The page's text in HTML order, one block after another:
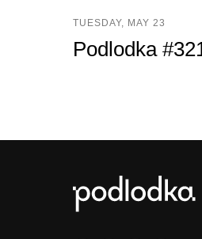
TUESDAY, MAY 23
Podlodka